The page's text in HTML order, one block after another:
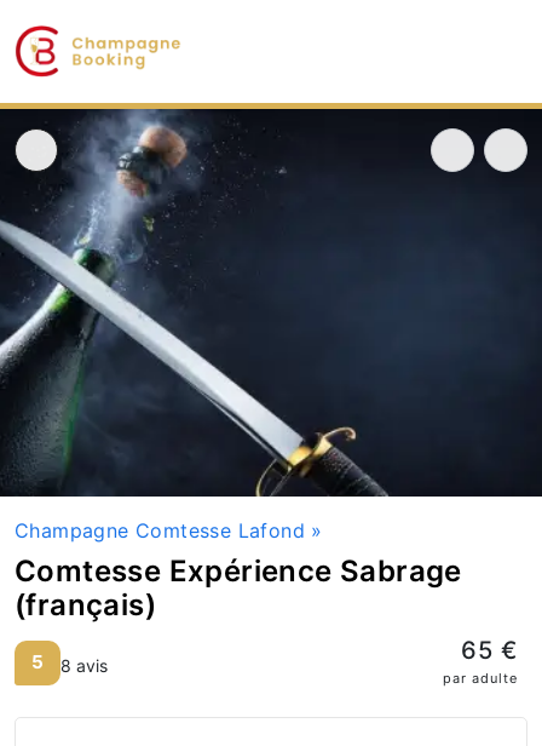
Champagne Comtesse Lafond »
Comtesse Expérience Sabrage
(français)
5 8 avis 65 €
par adulte